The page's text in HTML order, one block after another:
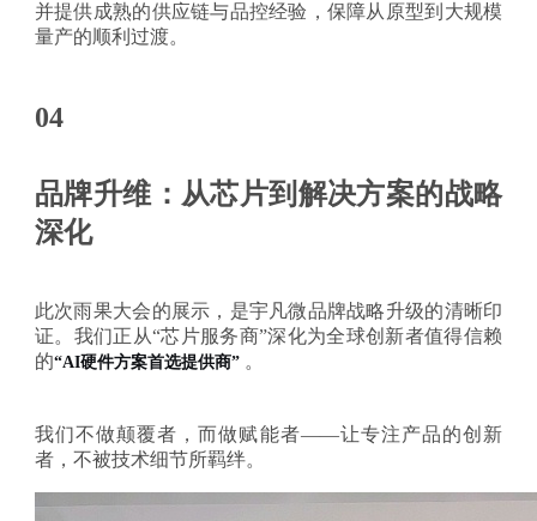
并提供成熟的供应链与品控经验，保障从原型到大规模
量产的顺利过渡。
04
品牌升维：从芯片到解决方案的战略
深化
此次雨果大会的展示，是宇凡微品牌战略升级的清晰印
证。我们正从“芯片服务商”深化为全球创新者值得信赖
的“AI硬件方案首选提供商” 。
我们不做颠覆者，而做赋能者——让专注产品的创新
者，不被技术细节所羁绊。